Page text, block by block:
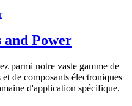
and Power
parmi notre vaste gamme de
de composants électroniques
d'application spécifique.